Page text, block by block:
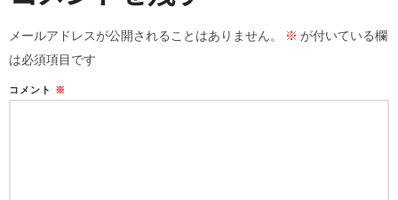
メールアドレスが公開されることはありません。 ※ が付いている欄
は必須項目です
コメント ※